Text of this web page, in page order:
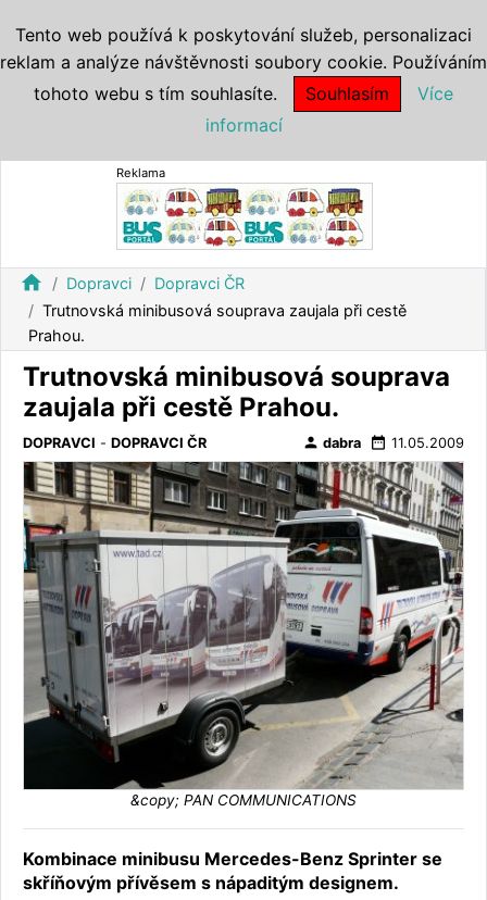
Reklama
home Dopravci
Dopravci ČR
Trutnovská minibusová souprava zaujala při cestě
Prahou.
Trutnovská minibusová souprava
zaujala při cestě Prahou.
DOPRAVCI - DOPRAVCI ČR person dabra date_range 11.05.2009
&copy; PAN COMMUNICATIONS
Kombinace minibusu Mercedes-Benz Sprinter se
skříňovým přívěsem s nápaditým designem.
Tento web používá k poskytování služeb, personalizaci
reklam a analýze návštěvnosti soubory cookie. Používáním
tohoto webu s tím souhlasíte.
Souhlasím
Více
informací